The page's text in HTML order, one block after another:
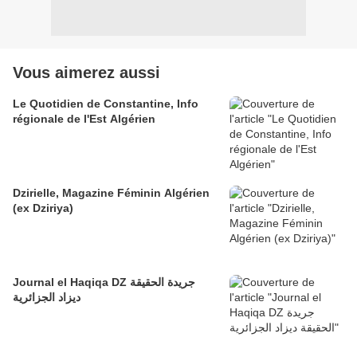
Vous aimerez aussi
Le Quotidien de Constantine, Info
régionale de l'Est Algérien
Dzirielle, Magazine Féminin Algérien
(ex Dziriya)
Journal el Haqiqa DZ جريدة الحقيقة
ديزاد الجزائرية